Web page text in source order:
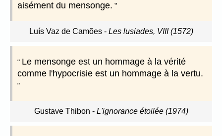
aisément du mensonge.
Luís Vaz de Camões- Les lusiades, VIII (1572)
Le mensonge est un hommage à la vérité
comme l'hypocrisie est un hommage à la vertu.
Gustave Thibon - L'ignorance étoilée (1974)